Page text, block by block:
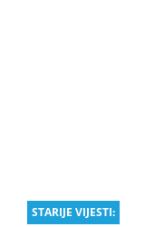
STARIJE VIJESTI: